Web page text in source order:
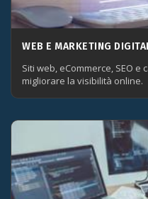
WEB E MARKETING
Siti web, eCommerce, SEO
migliorare la visibilità online.